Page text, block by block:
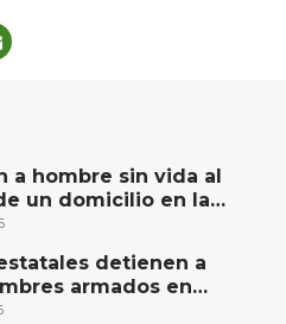
a hombre sin vida al
un domicilio en la
El Rodeo, San Juan del
detienen a
armados en